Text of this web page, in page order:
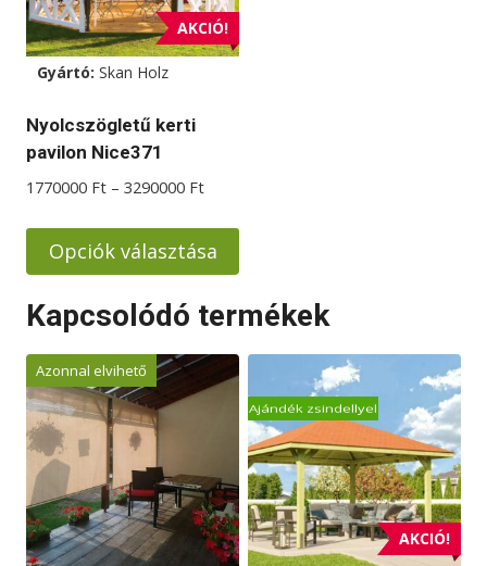
AKCIÓ!
Gyártó: Skan Holz
Nyolcszögletű kerti
pavilon Nice371
1770000 Ft – 3290000 FtÁrtartomány:
-
3290000 Ft
Opciók választása
a
több
variációja
van.
változatok
a
termékoldalon
Kapcsolódó termékek
Azonnal elvihető
Ajándék zsindellyel
AKCIÓ!